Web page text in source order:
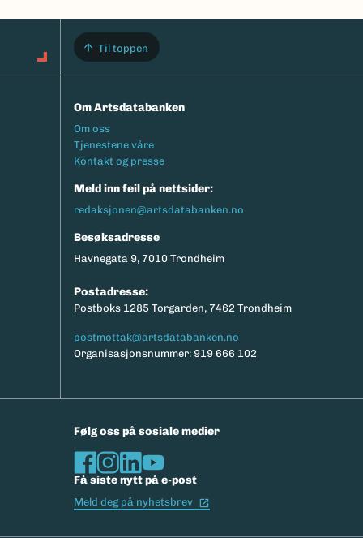
Til toppen
Om Artsdatabanken
Footermeny
Om oss
Tjenestene våre
Kontakt og presse
Meld inn feil på nettsider:
redaksjonen@artsdatabanken.no
Besøksadresse
Havnegata 9, 7010 Trondheim
Postadresse:
Postboks 1285 Torgarden, 7462 Trondheim
postmottak@artsdatabanken.no
Organisasjonsnummer: 919 666 102
Følg oss på sosiale medier
Få siste nytt på e-post
Meld deg på nyhetsbrev